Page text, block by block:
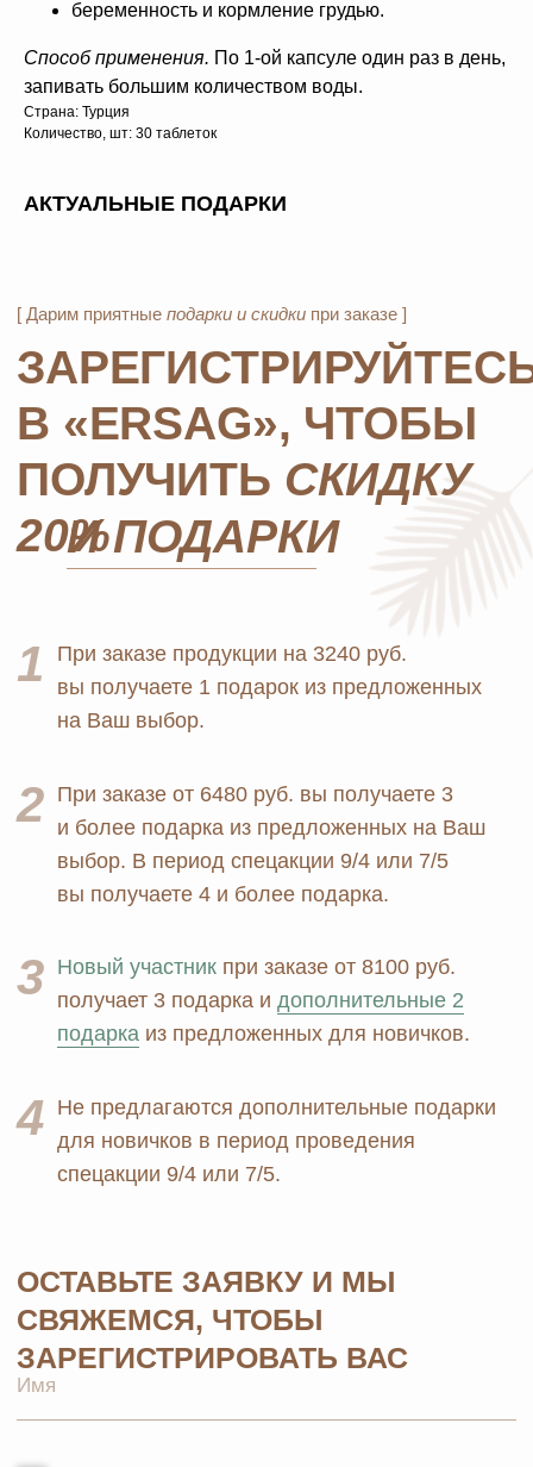
беременность и кормление грудью.
Способ применения. По 1-ой капсуле один раз в день,
запивать большим количеством воды.
Страна: Турция
Количество, шт: 30 таблеток
АКТУАЛЬНЫЕ ПОДАРКИ
для новичков в период проведения
спецакции 9/4 или 7/5.
ОТПРАВИТЬ
ЗАРЕГИСТРИРОВАТЬ ВАС
*Нажимая на кнопку, вы даете согласие на обработку
персональных данныхи соглашаетесь с политикой
конфиденциальности
MOSCOW STORE
Главная
Оплата и доставка
Маркетинг
Контакты
Регистрация в Ersag
Политика
конфиденциальности
Официальный партнёр ERSAG
Каталог
Бады и витамины
Уход за лицом и телом
Для дома
Уход за волосами
Косметика
Парфюмерия
Текстиль
Выгодные наборы
Прайс
Отзывы
Юридические документы
MAX
НОВОСТИ В
СОЦСЕТЯХ
TELEGRAM
© 2026 MOSCOW STORE. Все права защищены